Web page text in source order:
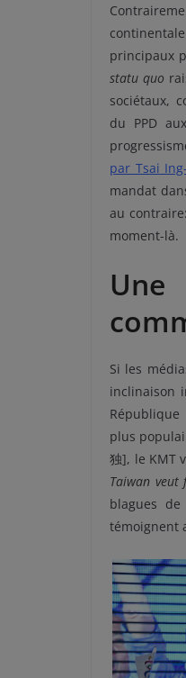
principaux
statu quo
sociétaux,
du PPD
par Tsai
mandat
au
moment-là.
Si les
inclinaison
République
plus
独], le KMT
Taiwan veut
blagues
témoignent